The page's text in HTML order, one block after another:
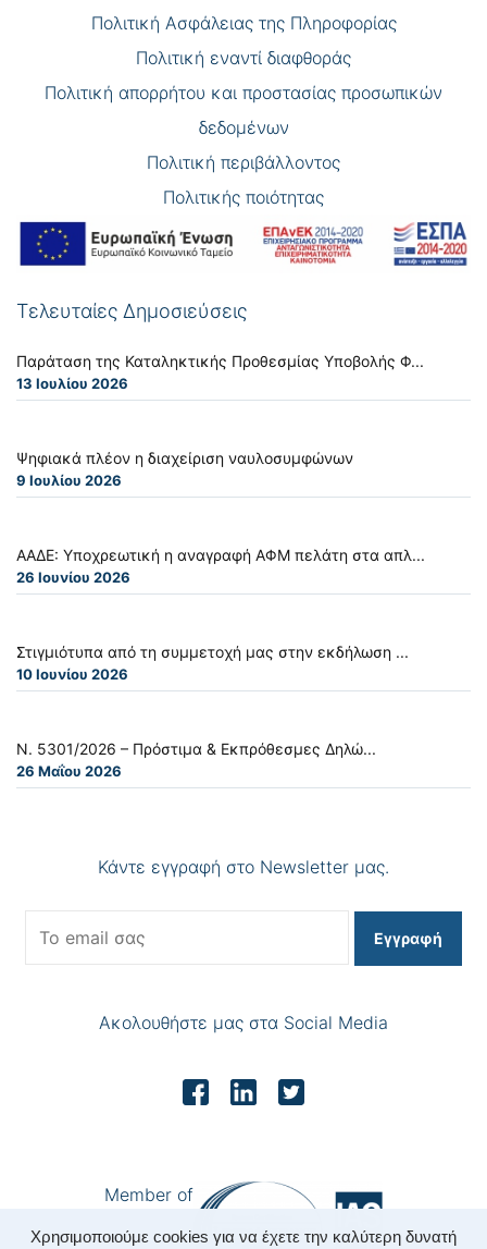
Χρησιμοποιούμε cookies για να έχετε την καλύτερη δυνατή
Πολιτική Ασφάλειας της Πληροφορίας
Πολιτική εναντί διαφθοράς
Πολιτική απορρήτου και προστασίας προσωπικών
δεδομένων
Πολιτική περιβάλλοντος
Πολιτικής ποιότητας
Τελευταίες Δημοσιεύσεις
Παράταση της Καταληκτικής Προθεσμίας Υποβολής Φ...
13 Ιουλίου 2026
Ψηφιακά πλέον η διαχείριση ναυλοσυμφώνων
9 Ιουλίου 2026
ΑΑΔΕ: Υποχρεωτική η αναγραφή ΑΦΜ πελάτη στα απλ...
26 Ιουνίου 2026
Στιγμιότυπα από τη συμμετοχή μας στην εκδήλωση ...
10 Ιουνίου 2026
Ν. 5301/2026 – Πρόστιμα & Εκπρόθεσμες Δηλώ...
26 Μαΐου 2026
Κάντε εγγραφή στο Newsletter μας.
Εγγραφή
Ακολουθήστε μας στα Social Media
Member of